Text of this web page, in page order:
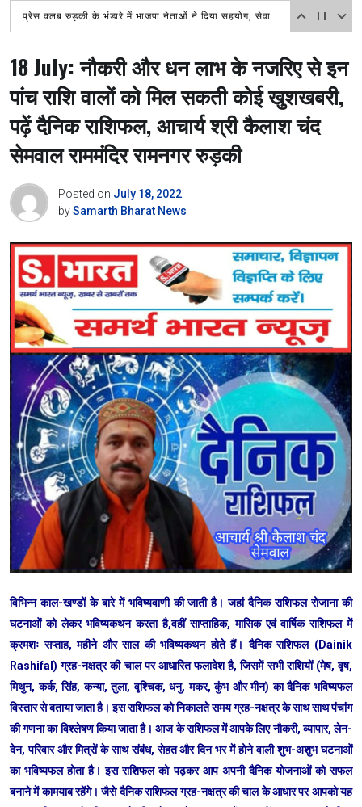
खोए बच्चे को सकुशल परिजनों से मिलाया, टेक्नोलॉजी बनी सहारा
18 July: नौकरी और धन लाभ के नजरिए से इन
पांच राशि वालों को मिल सकती कोई खुशखबरी,
पढ़ें दैनिक राशिफल, आचार्य श्री कैलाश चंद
सेमवाल राममंदिर रामनगर रुड़की
Posted on July 18, 2022
bySamarth Bharat News
विभिन्न काल-खण्डों के बारे में भविष्यवाणी की जाती है। जहां दैनिक राशिफल रोजाना की
घटनाओं को लेकर भविष्यकथन करता है,वहीं साप्ताहिक, मासिक एवं वार्षिक राशिफल में
क्रमशः सप्ताह, महीने और साल की भविष्यकथन होते हैं। दैनिक राशिफल (Dainik
Rashifal) ग्रह-नक्षत्र की चाल पर आधारित फलादेश है, जिसमें सभी राशियों (मेष, वृष,
मिथुन, कर्क, सिंह, कन्या, तुला, वृश्चिक, धनु, मकर, कुंभ और मीन) का दैनिक भविष्यफल
विस्तार से बताया जाता है। इस राशिफल को निकालते समय ग्रह-नक्षत्र के साथ साथ पंचांग
की गणना का विश्लेषण किया जाता है। आज के राशिफल में आपके लिए नौकरी, व्यापार, लेन-
देन, परिवार और मित्रों के साथ संबंध, सेहत और दिन भर में होने वाली शुभ-अशुभ घटनाओं
का भविष्यफल होता है। इस राशिफल को पढ़कर आप अपनी दैनिक योजनाओं को सफल
बनाने में कामयाब रहेंगे। जैसे दैनिक राशिफल ग्रह-नक्षत्र की चाल के आधार पर आपको यह